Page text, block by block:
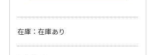
在庫：在庫あり